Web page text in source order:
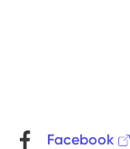
Facebook